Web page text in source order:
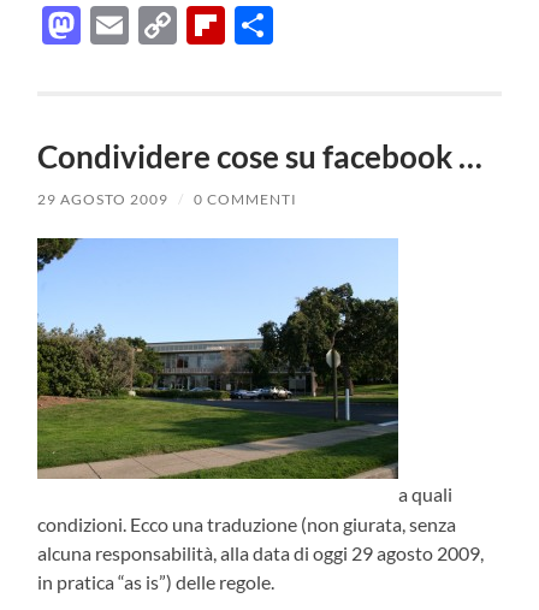
Mastodon
EmailCopyFlipboard
Condividere cose su facebook …
29 AGOSTO 2009 / 0 COMMENTI
a quali
condizioni. Ecco una traduzione (non giurata, senza
alcuna responsabilità, alla data di oggi 29 agosto 2009,
in pratica “as is”) delle regole.